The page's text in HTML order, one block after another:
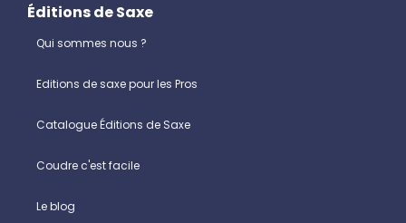
Éditions de Saxe
Qui sommes nous ?
Editions de saxe pour les Pros
Catalogue Éditions de Saxe
Coudre c'est facile
Le blog